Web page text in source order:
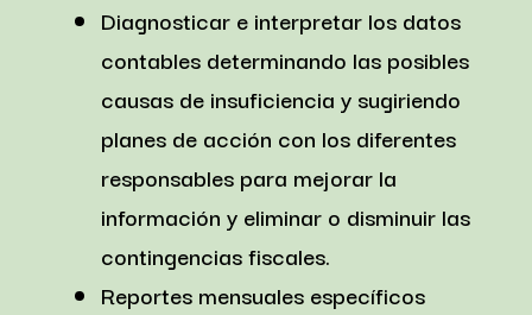
Diagnosticar e interpretar los datos
contables determinando las posibles
causas de insuficiencia y sugiriendo
planes de acción con los diferentes
responsables para mejorar la
información y eliminar o disminuir las
contingencias fiscales.
Reportes mensuales específicos